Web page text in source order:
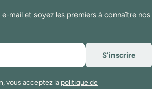
mail et soyez les premiers à connaître nos
S'inscrire
vous acceptez la politique de